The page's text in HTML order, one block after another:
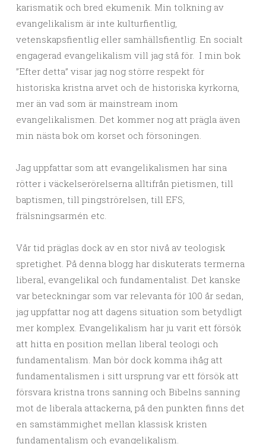
karismatik och bred ekumenik. Min tolkning av
evangelikalism är inte kulturfientlig,
vetenskapsfientlig eller samhällsfientlig. En socialt
engagerad evangelikalism vill jag stå för. I min bok
”Efter detta” visar jag nog större respekt för
historiska kristna arvet och de historiska kyrkorna,
mer än vad som är mainstream inom
evangelikalismen. Det kommer nog att prägla även
min nästa bok om korset och försoningen.
Jag uppfattar som att evangelikalismen har sina
rötter i väckelserörelserna alltifrån pietismen, till
baptismen, till pingströrelsen, till EFS,
frälsningsarmén etc.
Vår tid präglas dock av en stor nivå av teologisk
spretighet. På denna blogg har diskuterats termerna
liberal, evangelikal och fundamentalist. Det kanske
var beteckningar som var relevanta för 100 år sedan,
jag uppfattar nog att dagens situation som betydligt
mer komplex. Evangelikalism har ju varit ett försök
att hitta en position mellan liberal teologi och
fundamentalism. Man bör dock komma ihåg att
fundamentalismen i sitt ursprung var ett försök att
försvara kristna trons sanning och Bibelns sanning
mot de liberala attackerna, på den punkten finns det
en samstämmighet mellan klassisk kristen
fundamentalism och evangelikalism.